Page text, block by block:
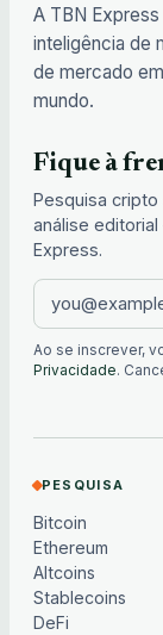
A TBN
inteligência de
de mercado
mundo.
Fique à
Pesquisa
análise
Express.
Ao se inscrever,
Privacidade.
PESQUISA
Bitcoin
Ethereum
Altcoins
Stablecoins
DeFi